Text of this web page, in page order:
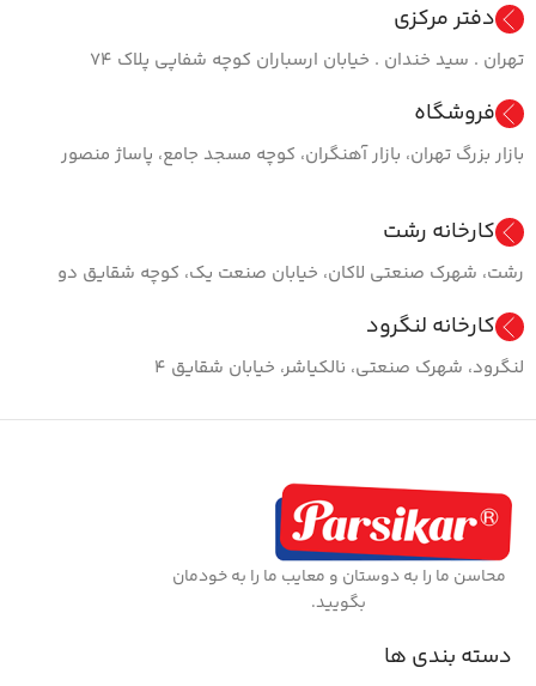
دفتر مرکزی
تهران . سید خندان . خیابان ارسباران کوچه شفاپی پلاک ۷۴
فروشگاه
بازار بزرگ تهران، بازار آهنگران، کوچه مسجد جامع، پاساژ منصور
کارخانه رشت
رشت، شهرک صنعتی لاکان، خیابان صنعت یک، کوچه شقایق دو
کارخانه لنگرود
لنگرود، شهرک صنعتی، نالکیاشر، خیابان شقایق ۴
محاسن ما را به دوستان و معایب ما را به خودمان
بگویید.
دسته بندی ها